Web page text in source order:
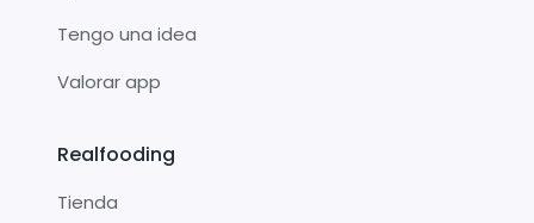
Tengo una idea
Valorar app
Realfooding
Tienda